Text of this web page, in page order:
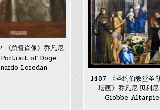
总督肖像》乔凡尼·
Portrait of Doge
Loredan
1487 《圣约伯教堂圣
坛画》乔凡尼·贝利
Giobbe